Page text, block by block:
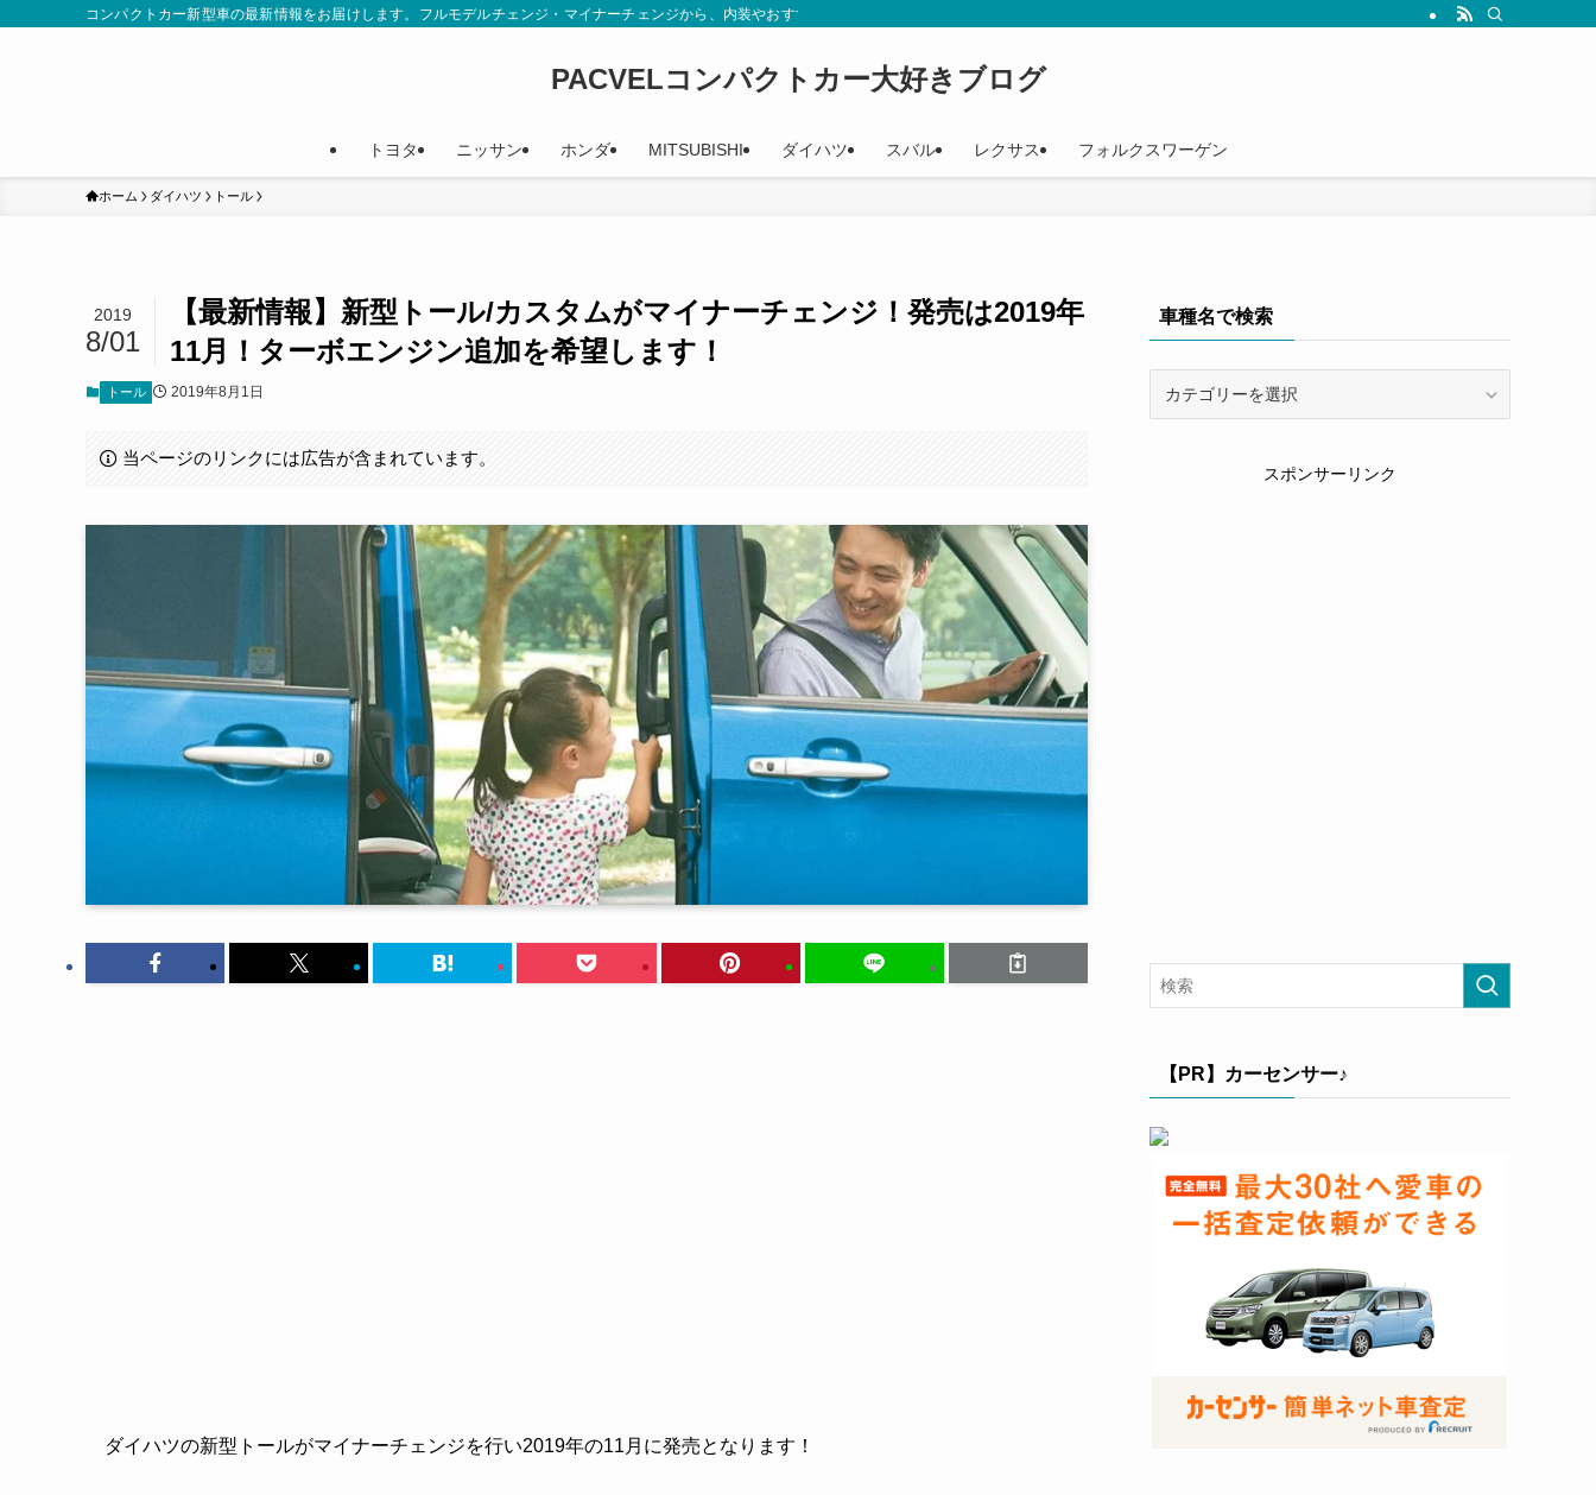
コンパクトカー新型車の最新情報をお届けします。フルモデルチェンジ・マイナーチェンジから、内装やおすすめグレード、辛口評価までカタログや雑誌では読めない情報を発信していきます。
PACVELコンパクトカー大好きブログ
トヨタ ニッサン ホンダ MITSUBISHI ダイハツ スバル レクサス フォルクスワーゲン
ホーム ダイハツ トール
【最新情報】新型トール/カスタムがマイナーチェンジ！発売は2019年
11月！ターボエンジン追加を希望します！
2019
8/01
トール 2019年8月1日
当ページのリンクには広告が含まれています。
ダイハツの新型トールがマイナーチェンジを行い2019年の11月に発売となります！
車種名で検索
スポンサーリンク
【PR】カーセンサー♪